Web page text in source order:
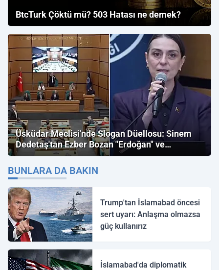
BtcTurk Çöktü mü? 503 Hatası ne demek?
Üsküdar Meclisi'nde Slogan Düellosu: Sinem
Dedetaş'tan Ezber Bozan "Erdoğan" ve
"İmamoğlu" Çıkışı!
BUNLARA DA BAKIN
Trump'tan İslamabad öncesi
sert uyarı: Anlaşma olmazsa
güç kullanırız
İslamabad'da diplomatik